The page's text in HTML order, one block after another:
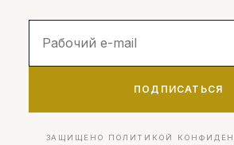
ПОДПИСАТЬСЯ
ЗАЩИЩЕНО ПОЛИТИКОЙ